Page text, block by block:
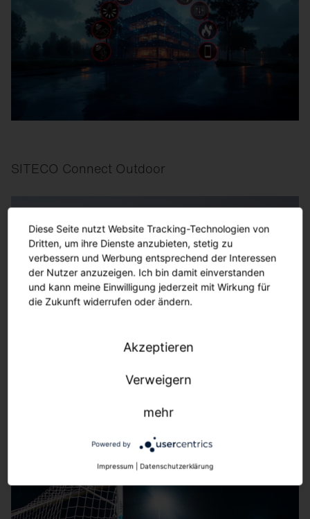
SITECO Connect Outdoor
SITECO Connect Sports
Diese Seite nutzt Website Tracking-Technologien von
Dritten, um ihre Dienste anzubieten, stetig zu
verbessern und Werbung entsprechend der Interessen
der Nutzer anzuzeigen. Ich bin damit einverstanden
und kann meine Einwilligung jederzeit mit Wirkung für
die Zukunft widerrufen oder ändern.
Akzeptieren
Verweigern
mehr
Powered by
Impressum Datenschutzerklärung